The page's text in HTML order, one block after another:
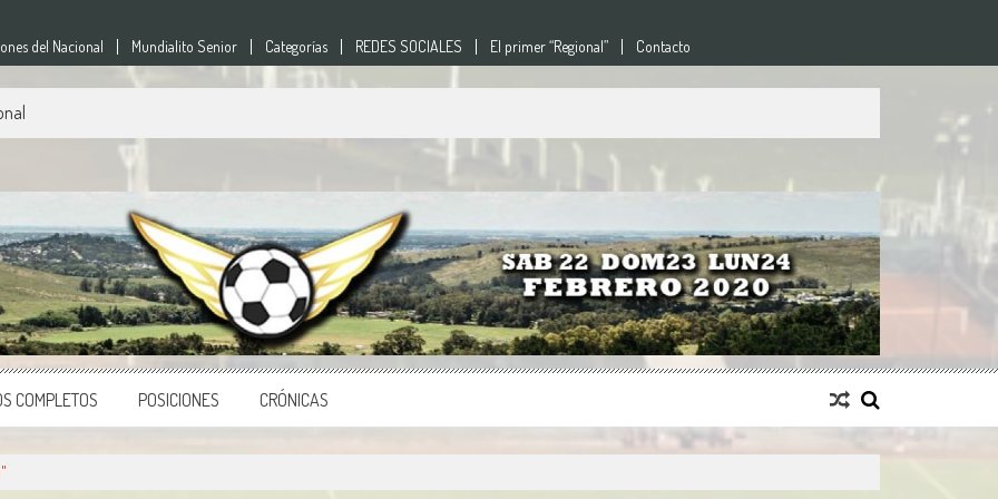
del Nacional Mundialito Senior Categorías REDES SOCIALES El primer “Regional” Contacto
del país.
COMPLETOS POSICIONES CRÓNICAS